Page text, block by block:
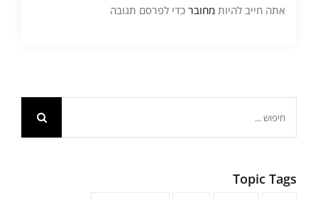
אתה חייב להיות מחובר כדי לפרסם תגובה
Topic Tags